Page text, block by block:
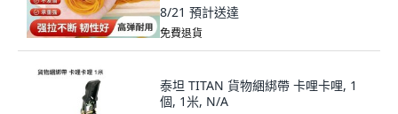
8/21 預計送達
免費退貨
泰坦 TITAN 貨物綑綁帶 卡哩卡哩, 1
個, 1米, N/A